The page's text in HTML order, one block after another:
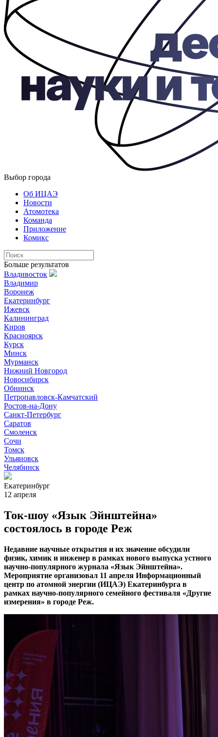
Выбор города
Об ИЦАЭ
Новости
Атомотека
Команда
Приложение
Комикс
Больше результатов
Владивосток
Владимир
Воронеж
Екатеринбург
Ижевск
Калининград
Киров
Красноярск
Курск
Минск
Мурманск
Нижний Новгород
Новосибирск
Обнинск
Петропавловск-Камчатский
Ростов-на-Дону
Санкт-Петербург
Саратов
Смоленск
Сочи
Томск
Ульяновск
Челябинск
Екатеринбург
12 апреля
Ток-шоу «Язык Эйнштейна»
состоялось в городе Реж
Недавние научные открытия и их значение обсудили
физик, химик и инженер в рамках нового выпуска устного
научно-популярного журнала «Язык Эйнштейна».
Мероприятие организовал 11 апреля Информационный
центр по атомной энергии (ИЦАЭ) Екатеринбурга в
рамках научно-популярного семейного фестиваля «Другие
измерения» в городе Реж.